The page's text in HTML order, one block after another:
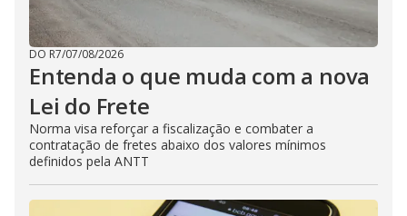
DO R7/07/08/2026
Entenda o que muda com a nova
Lei do Frete
Norma visa reforçar a fiscalização e combater a
contratação de fretes abaixo dos valores mínimos
definidos pela ANTT